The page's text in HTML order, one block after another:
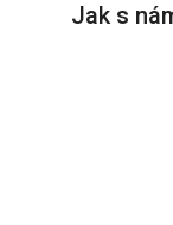
Jak s